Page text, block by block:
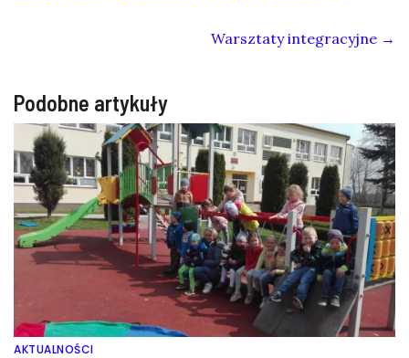
Warsztaty integracyjne →
Podobne artykuły
AKTUALNOŚCI